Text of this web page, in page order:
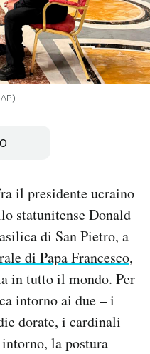
il presidente ucraino
statunitense Donald
di San Pietro, a
di Papa Francesco,
in tutto il mondo. Per
intorno ai due – i
dorate, i cardinali
la postura